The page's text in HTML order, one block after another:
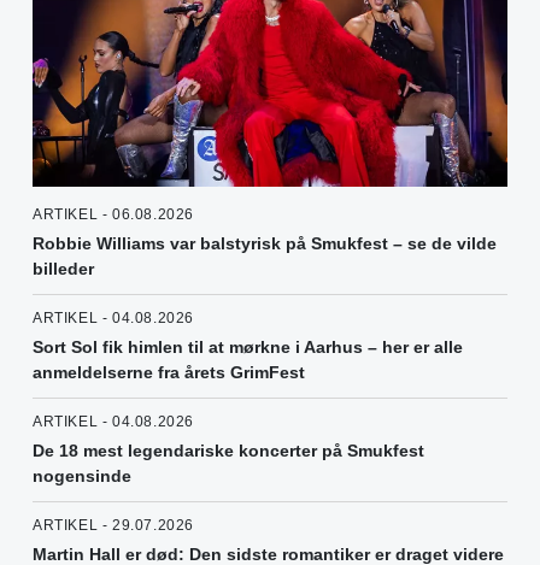
ARTIKEL - 06.08.2026
Robbie Williams var balstyrisk på Smukfest – se de vilde
billeder
ARTIKEL - 04.08.2026
Sort Sol fik himlen til at mørkne i Aarhus – her er alle
anmeldelserne fra årets GrimFest
ARTIKEL - 04.08.2026
De 18 mest legendariske koncerter på Smukfest
nogensinde
ARTIKEL - 29.07.2026
Martin Hall er død: Den sidste romantiker er draget videre